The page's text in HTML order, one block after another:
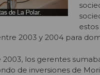
2003 y 2004 para
los gerentes
de inversiones de